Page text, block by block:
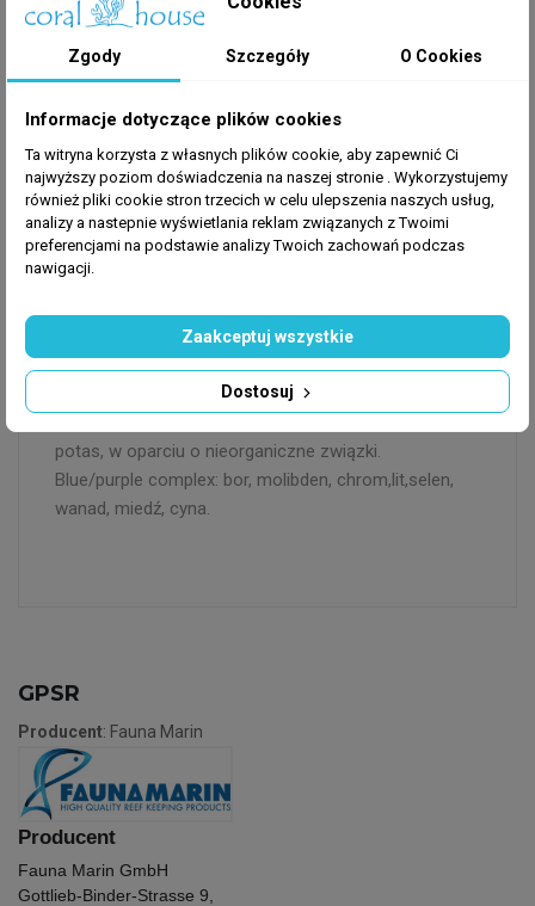
szkodliwych metali śladowych w akwarium i nie
przyczynia się do wzrostu niepożądanej algi.
Zalety:
-duża przyswajalność elementów i zwiększone tempo
kalcyfikacji
-zwiększony przyrost tkanki i poprawa barwy korali
SPS i LPS
-ochrona korali przed stresem świetlnym
Green/blue complex: 2x żelazo kompleks, mangan,
brom, potas, nikiel, kobalt, cynk, aluminium, na
podstawie nieorganicznych związków.
potas, w oparciu o nieorganiczne związki.
Blue/purple complex: bor, molibden, chrom,lit,selen,
wanad, miedź, cyna.
GPSR
Producent: Fauna Marin
Producent
Fauna Marin GmbH
Gottlieb-Binder-Strasse 9,
Zgody Szczegóły O Cookies
Informacje dotyczące plików cookies
Ta witryna korzysta z własnych plików cookie, aby zapewnić Ci
najwyższy poziom doświadczenia na naszej stronie . Wykorzystujemy
również pliki cookie stron trzecich w celu ulepszenia naszych usług,
analizy a nastepnie wyświetlania reklam związanych z Twoimi
preferencjami na podstawie analizy Twoich zachowań podczas
nawigacji.
Dostosuj
Zaakceptuj wszystkie